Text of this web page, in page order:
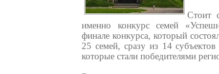
Стоит
именно конкурс семей
финале конкурса, который
25 семей, сразу из 14
которые стали победителями